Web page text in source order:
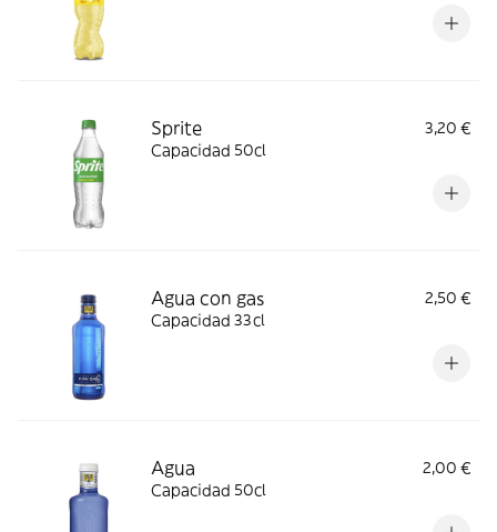
Sprite
3,20 €
Capacidad 50cl
Agua con gas
2,50 €
Capacidad 33cl
Agua
2,00 €
Capacidad 50cl